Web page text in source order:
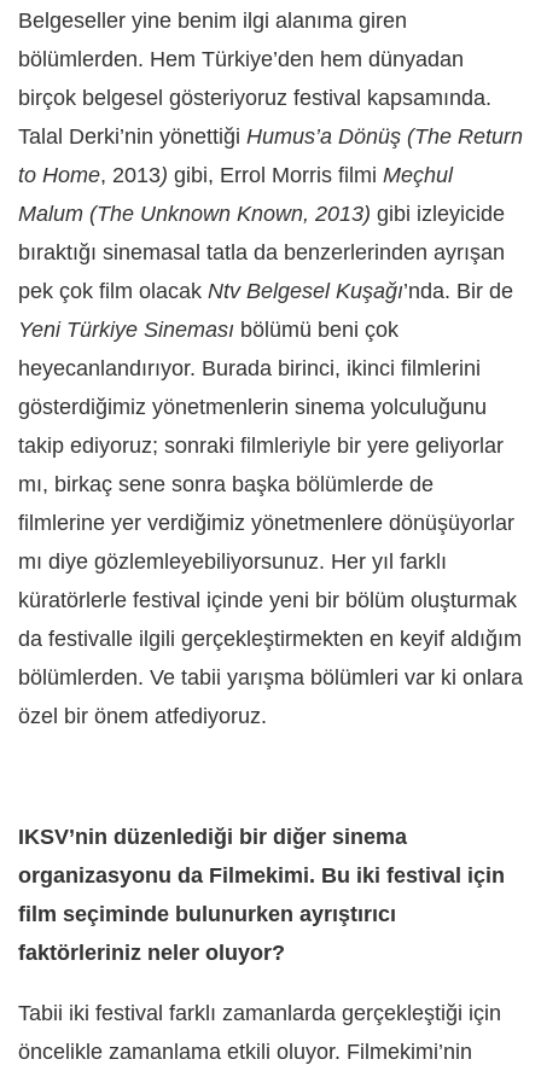
Belgeseller yine benim ilgi alanıma giren
bölümlerden. Hem Türkiye’den hem dünyadan
birçok belgesel gösteriyoruz festival kapsamında.
Talal Derki’nin yönettiği Humus’a Dönüş (The Return
to Home, 2013) gibi, Errol Morris filmi Meçhul
Malum (The Unknown Known, 2013) gibi izleyicide
bıraktığı sinemasal tatla da benzerlerinden ayrışan
pek çok film olacak Ntv Belgesel Kuşağı’nda. Bir de
Yeni Türkiye Sineması bölümü beni çok
heyecanlandırıyor. Burada birinci, ikinci filmlerini
gösterdiğimiz yönetmenlerin sinema yolculuğunu
takip ediyoruz; sonraki filmleriyle bir yere geliyorlar
mı, birkaç sene sonra başka bölümlerde de
filmlerine yer verdiğimiz yönetmenlere dönüşüyorlar
mı diye gözlemleyebiliyorsunuz. Her yıl farklı
küratörlerle festival içinde yeni bir bölüm oluşturmak
da festivalle ilgili gerçekleştirmekten en keyif aldığım
bölümlerden. Ve tabii yarışma bölümleri var ki onlara
özel bir önem atfediyoruz.
IKSV’nin düzenlediği bir diğer sinema
organizasyonu da Filmekimi. Bu iki festival için
film seçiminde bulunurken ayrıştırıcı
faktörleriniz neler oluyor?
Tabii iki festival farklı zamanlarda gerçekleştiği için
öncelikle zamanlama etkili oluyor. Filmekimi’nin